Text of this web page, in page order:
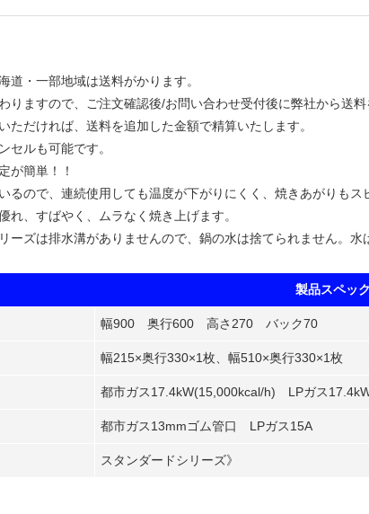
道・一部地域は送料がかります。
りますので、ご注文確認後/お問い合わせ受付後に弊社から送料
ただければ、送料を追加した金額で精算いたします。
セルも可能です。
が簡単！！
るので、連続使用しても温度が下がりにくく、焼きあがりもス
れ、すばやく、ムラなく焼き上げます。
ーズは排水溝がありませんので、鍋の水は捨てられません。水
製品スペック
幅900 奥行600 高さ270 バック70
幅215×奥行330×1枚、幅510×奥行330×1枚
都市ガス17.4kW(15,000kcal/h) LPガス
都市ガス13mmゴム管口 LPガス15A
スタンダードシリーズ》